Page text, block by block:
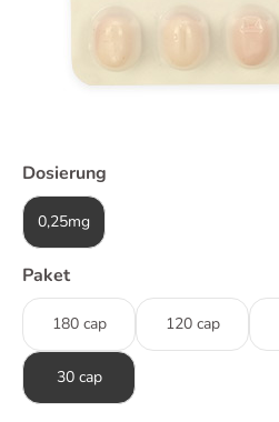
Dosierung
0,25mg
Paket
180 cap 120 cap
30 cap